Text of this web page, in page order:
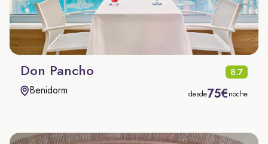
Don Pancho 8.7
Benidorm desde75€noche